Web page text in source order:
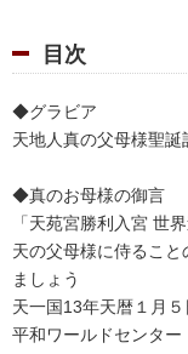
目次
◆グラビア
天地人真の父母様聖誕
◆真のお母様の御言
「天苑宮勝利入宮 世
天の父母様に侍るこ
ましょう
天一国13年天暦１月
平和ワールドセンター